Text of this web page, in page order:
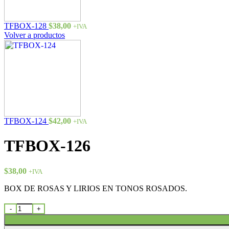
TFBOX-128 $38,00 +IVA
Volver a productos
TFBOX-124 $42,00 +IVA
TFBOX-126
$38,00 +IVA
BOX DE ROSAS Y LIRIOS EN TONOS ROSADOS.
TFBOX-126 cantidad